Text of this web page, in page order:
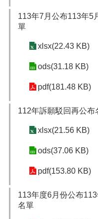
113年7月公布113年5
單
xlsx(22.43 KB)
ods(31.18 KB)
pdf(181.48 KB)
112年訴願駁回再公
xlsx(21.56 KB)
ods(37.06 KB)
pdf(153.80 KB)
113年度6月份公布
名單